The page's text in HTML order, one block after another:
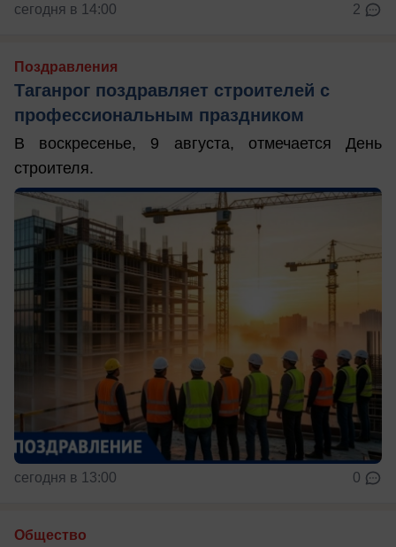
сегодня в 14:00 2
Поздравления
Таганрог поздравляет строителей с
профессиональным праздником
В воскресенье, 9 августа, отмечается День
строителя.
сегодня в 13:00 0
Общество